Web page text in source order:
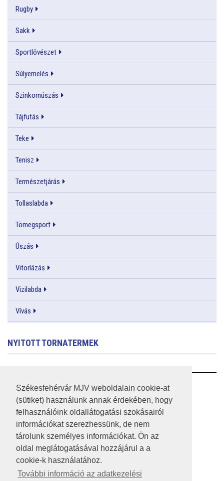
Székesfehérvár MJV weboldalain cookie-at
(sütiket) használunk annak érdekében, hogy
felhasználóink oldallátogatási szokásairól
információkat szerezhessünk, de nem
tárolunk személyes információkat. Ön az
oldal meglátogatásával hozzájárul a a
cookie-k használatához.
További információ az adatkezelési
Rugby
Sakk
Sportlövészet
Súlyemelés
Szinkornúszás
Tájfutás
Teke
Tenisz
Természetjárás
Tollaslabda
Tömegsport
Úszás
Vitorlázás
Vizilabda
Vívás
NYITOTT TORNATERMEK
RSS
A HONLAP 2017.03.31-I ÁLLAPOTA
JOGI NYILATKOZAT
IMPRESSZUM